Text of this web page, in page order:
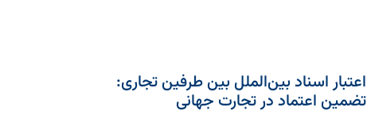
اعتبار اسناد بین‌الملل بین طرفین تجاری:
تضمین اعتماد در تجارت جهانی